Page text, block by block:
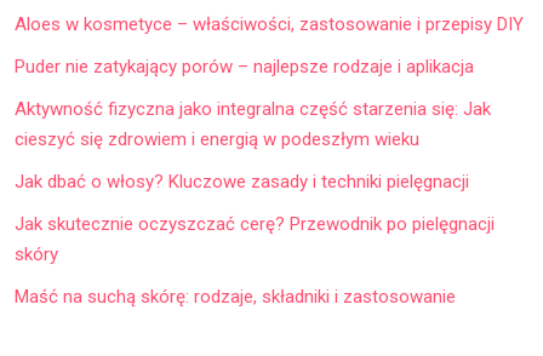
Aloes w kosmetyce – właściwości, zastosowanie i przepisy DIY
Puder nie zatykający porów – najlepsze rodzaje i aplikacja
Aktywność fizyczna jako integralna część starzenia się: Jak
cieszyć się zdrowiem i energią w podeszłym wieku
Jak dbać o włosy? Kluczowe zasady i techniki pielęgnacji
Jak skutecznie oczyszczać cerę? Przewodnik po pielęgnacji
skóry
Maść na suchą skórę: rodzaje, składniki i zastosowanie